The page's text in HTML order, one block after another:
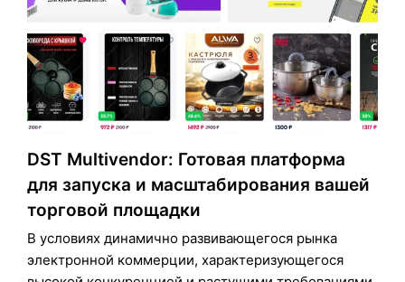
DST Multivendor: Готовая платформа
для запуска и масштабирования вашей
торговой площадки
В условиях динамично развивающегося рынка
электронной коммерции, характеризующегося